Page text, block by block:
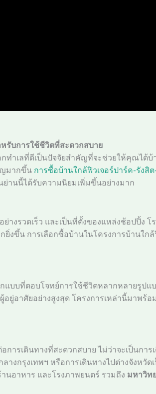
รับการใช้ชีวิตที่สะดวกสบาย
ทำเลที่ดีเป็นปัจจัยสำคัญที่จะช่วยให้คุณไ
ญมากขึ้น การซื้อบ้านใกล้ฟิวเจอร์ปาร์ค-รังสิ
านนี้ได้รับความนิยมเพิ่มขึ้นอย่างมาก
ย่างรวดเร็ว และเป็นที่ตั้งของแหล่งช้อปปิ้
ยิ่งขึ้น การเลือกซื้อบ้านในโครงการบ้านใ
แบบที่ตอบโจทย์การใช้ชีวิตหลากหลายรูปแ
ยู่อาศัยอย่างสูงสุด โครงการเหล่านี้มาพ
การเดินทางที่สะดวกสบาย ไม่ว่าจะเป็นก
ลางกรุงเทพฯ หรือการเดินทางไปต่างจังห
อาหาร และโรงภาพยนตร์ รวมถึง มหาวิท